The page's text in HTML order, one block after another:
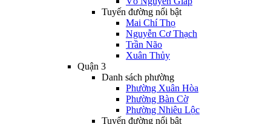
Tuyến đường nổi bật
Mai Chí Thọ
Nguyễn Cơ Thạch
Trần Não
Xuân Thủy
Quận 3
Danh sách phường
Phường Xuân Hòa
Phường Bàn Cờ
Phường Nhiêu Lộc
Tuyến đường nổi bật